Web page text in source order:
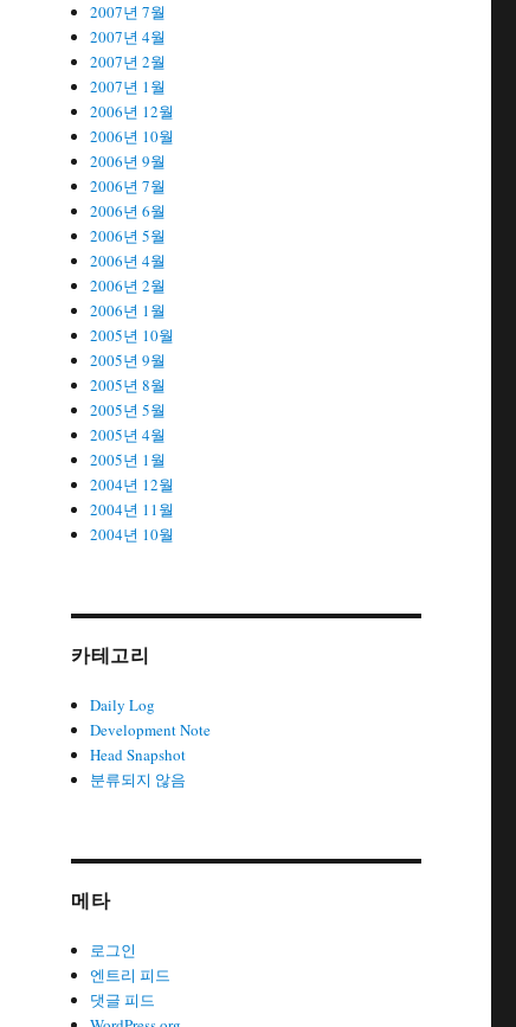
2007년 7월
2007년 4월
2007년 2월
2007년 1월
2006년 12월
2006년 10월
2006년 9월
2006년 7월
2006년 6월
2006년 5월
2006년 4월
2006년 2월
2006년 1월
2005년 10월
2005년 9월
2005년 8월
2005년 5월
2005년 4월
2005년 1월
2004년 12월
2004년 11월
2004년 10월
카테고리
Daily Log
Development Note
Head Snapshot
분류되지 않음
메타
로그인
엔트리 피드
댓글 피드